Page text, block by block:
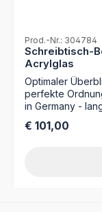
Prod.-Nr.: 304784
Schreibtisch-
Acrylglas
Optimaler Überblick: Acrylglas-
perfekte Ordnung
in Germany -
Arbeitsplatz.
freien
Registratur), mit
Regulärer Preis:
€ 101,00